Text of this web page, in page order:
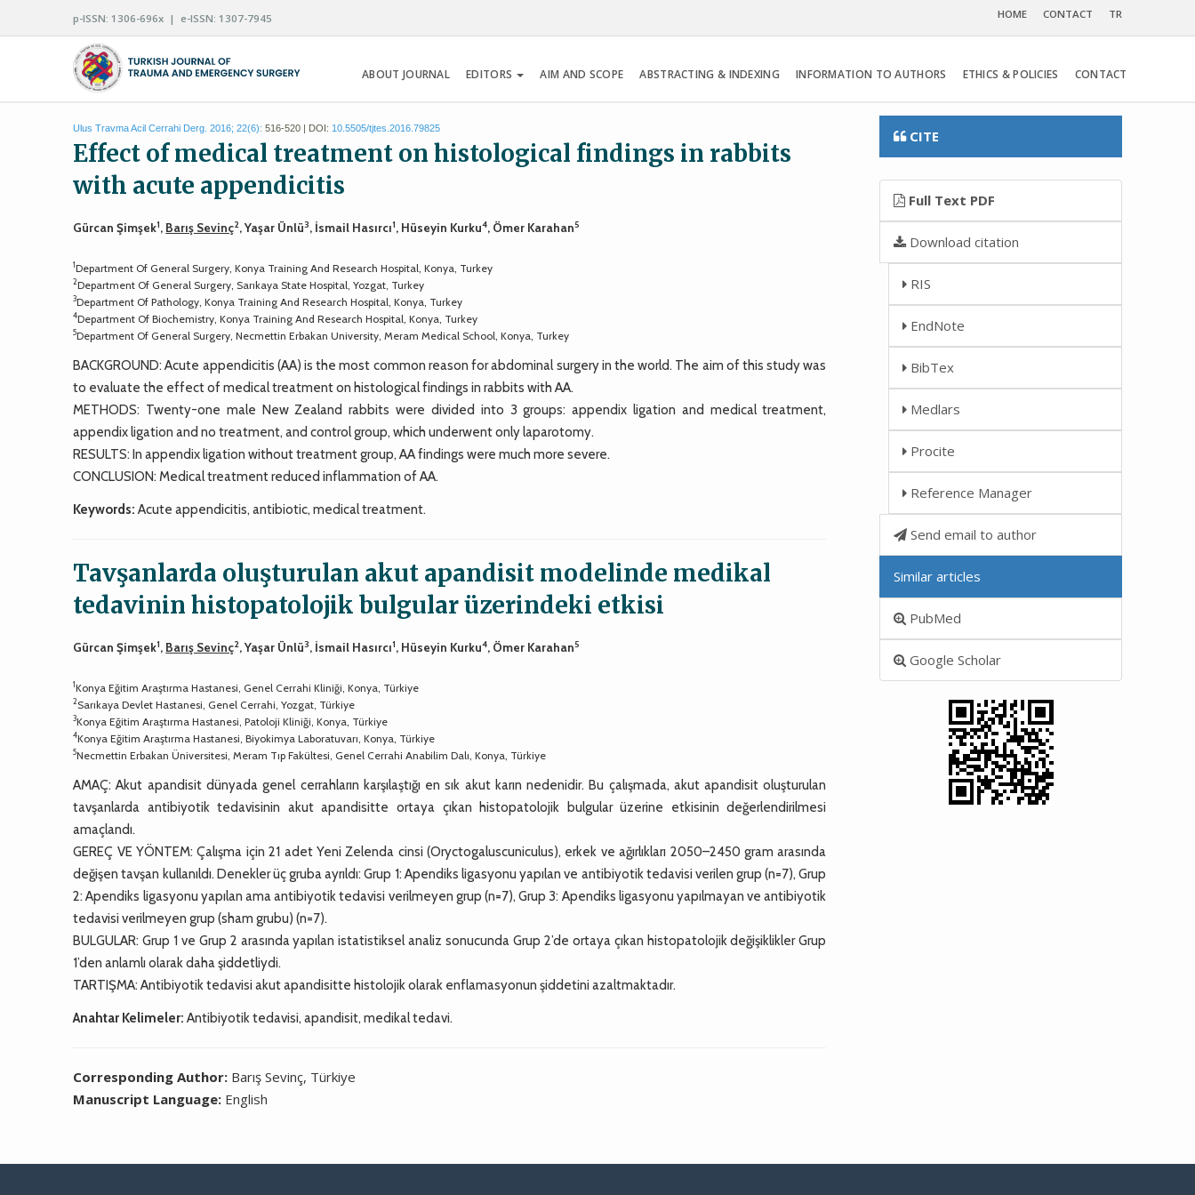
p-ISSN: 1306-696x | e-ISSN: 1307-7945 HOME CONTACT TR
ABOUT JOURNAL EDITORS AIM AND SCOPE ABSTRACTING & INDEXING INFORMATION TO AUTHORS ETHICS & POLICIES CONTACT
Ulus Travma Acil Cerrahi Derg. 2016; 22(6): 516-520 | DOI: 10.5505/tjtes.2016.79825
Effect of medical treatment on histological findings in rabbits
with acute appendicitis
Gürcan Şimşek1, Barış Sevinç2, Yaşar Ünlü3, İsmail Hasırcı1, Hüseyin Kurku4, Ömer Karahan5
1Department Of General Surgery, Konya Training And Research Hospital, Konya, Turkey
2Department Of General Surgery, Sarıkaya State Hospital, Yozgat, Turkey
3Department Of Pathology, Konya Training And Research Hospital, Konya, Turkey
4Department Of Biochemistry, Konya Training And Research Hospital, Konya, Turkey
5Department Of General Surgery, Necmettin Erbakan University, Meram Medical School, Konya, Turkey
BACKGROUND: Acute appendicitis (AA) is the most common reason for abdominal surgery in the world. The aim of this study was
to evaluate the effect of medical treatment on histological findings in rabbits with AA.
METHODS: Twenty-one male New Zealand rabbits were divided into 3 groups: appendix ligation and medical treatment,
appendix ligation and no treatment, and control group, which underwent only laparotomy.
RESULTS: In appendix ligation without treatment group, AA findings were much more severe.
CONCLUSION: Medical treatment reduced inflammation of AA.
Keywords: Acute appendicitis, antibiotic, medical treatment.
Tavşanlarda oluşturulan akut apandisit modelinde medikal
tedavinin histopatolojik bulgular üzerindeki etkisi
Gürcan Şimşek1, Barış Sevinç2, Yaşar Ünlü3, İsmail Hasırcı1, Hüseyin Kurku4, Ömer Karahan5
1Konya Eğitim Araştırma Hastanesi, Genel Cerrahi Kliniği, Konya, Türkiye
2Sarıkaya Devlet Hastanesi, Genel Cerrahi, Yozgat, Türkiye
3Konya Eğitim Araştırma Hastanesi, Patoloji Kliniği, Konya, Türkiye
4Konya Eğitim Araştırma Hastanesi, Biyokimya Laboratuvarı, Konya, Türkiye
5Necmettin Erbakan Üniversitesi, Meram Tıp Fakültesi, Genel Cerrahi Anabilim Dalı, Konya, Türkiye
AMAÇ: Akut apandisit dünyada genel cerrahların karşılaştığı en sık akut karın nedenidir. Bu çalışmada, akut apandisit oluşturulan
tavşanlarda antibiyotik tedavisinin akut apandisitte ortaya çıkan histopatolojik bulgular üzerine etkisinin değerlendirilmesi
amaçlandı.
GEREÇ VE YÖNTEM: Çalışma için 21 adet Yeni Zelenda cinsi (Oryctogaluscuniculus), erkek ve ağırlıkları 2050–2450 gram arasında
değişen tavşan kullanıldı. Denekler üç gruba ayrıldı: Grup 1: Apendiks ligasyonu yapılan ve antibiyotik tedavisi verilen grup (n=7), Grup
2: Apendiks ligasyonu yapılan ama antibiyotik tedavisi verilmeyen grup (n=7), Grup 3: Apendiks ligasyonu yapılmayan ve antibiyotik
tedavisi verilmeyen grup (sham grubu) (n=7).
BULGULAR: Grup 1 ve Grup 2 arasında yapılan istatistiksel analiz sonucunda Grup 2’de ortaya çıkan histopatolojik değişiklikler Grup
1’den anlamlı olarak daha şiddetliydi.
TARTIŞMA: Antibiyotik tedavisi akut apandisitte histolojik olarak enflamasyonun şiddetini azaltmaktadır.
Anahtar Kelimeler: Antibiyotik tedavisi, apandisit, medikal tedavi.
Corresponding Author: Barış Sevinç, Türkiye
Manuscript Language: English
CITE
Full Text PDF
Download citation
RIS
EndNote
BibTex
Medlars
Procite
Reference Manager
Send email to author
Similar articles
PubMed
Google Scholar